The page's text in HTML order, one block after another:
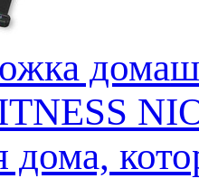
дома,